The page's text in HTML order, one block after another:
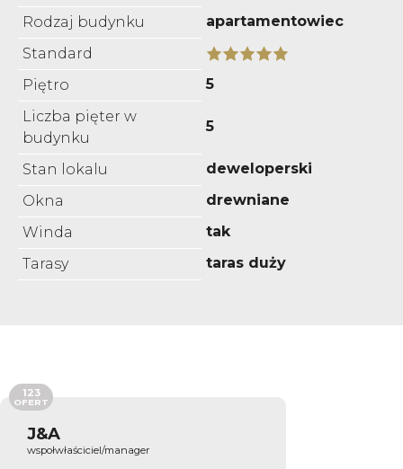
Rodzaj budynku
apartamentowiec
Standard
Piętro
5
Liczba pięter w
budynku
5
Stan lokalu
deweloperski
Okna
drewniane
Winda
tak
Tarasy
taras duży
J&A
wspołwłaściciel/manager
123
OFERT